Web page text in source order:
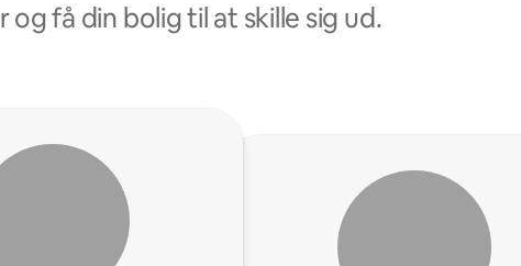
få din bolig til at skille sig ud.